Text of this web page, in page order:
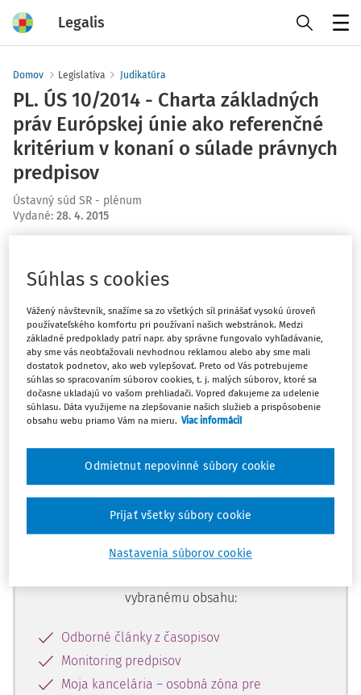
Legalis
Domov Legislatíva Judikatúra
PL. ÚS 10/2014 - Charta základných
práv Európskej únie ako referenčné
kritérium v konaní o súlade právnych
predpisov
Ústavný súd SR - plénum
Vydané: 28. 4. 2015
Ups, zatiaľ ste si prečítali len
začiatok...
Celý odborný obsah z tejto oblasti je
dostupný predplatiteľom portálu.
Odomknite si prístup k odbornému
obsahu a získajte prístup na 10 dní
zdarma, stačí sa len zaregistrovať.
vybranému obsahu:
Odborné články z časopisov
Monitoring predpisov
Moja kancelária – osobná zóna pre
Súhlas s cookies
Vážený návštevník, snažíme sa zo všetkých síl prinášať vysokú úroveň
používateľského komfortu pri používaní našich webstránok. Medzi
základné predpoklady patrí napr. aby správne fungovalo vyhľadávanie,
aby sme vás neobťažovali nevhodnou reklamou alebo aby sme mali
dostatok podnetov, ako web vylepšovať. Preto od Vás potrebujeme
súhlas so spracovaním súborov cookies, t. j. malých súborov, ktoré sa
dočasne ukladajú vo vašom prehliadači. Vopred ďakujeme za udelenie
súhlasu. Dáta využijeme na zlepšovanie našich služieb a prispôsobenie
obsahu webu priamo Vám na mieru. Viac informácií
Nastavenia súborov cookie
Odmietnut nepovinné súbory cookie
Prijať všetky súbory cookie